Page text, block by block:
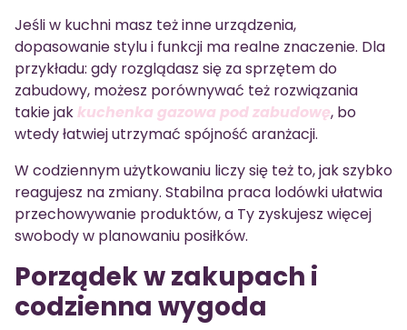
Jeśli w kuchni masz też inne urządzenia,
dopasowanie stylu i funkcji ma realne znaczenie. Dla
przykładu: gdy rozglądasz się za sprzętem do
zabudowy, możesz porównywać też rozwiązania
takie jakkuchenka gazowa pod zabudowę, bo
wtedy łatwiej utrzymać spójność aranżacji.
W codziennym użytkowaniu liczy się też to, jak szybko
reagujesz na zmiany. Stabilna praca lodówki ułatwia
przechowywanie produktów, a Ty zyskujesz więcej
swobody w planowaniu posiłków.
Porządek w zakupach i
codzienna wygoda